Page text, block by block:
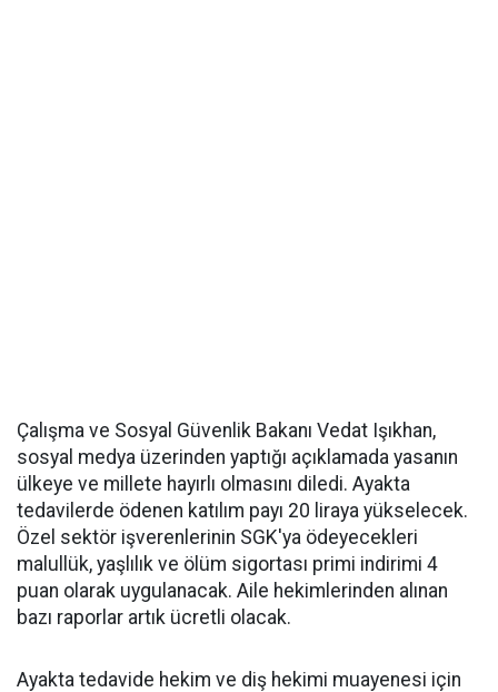
Çalışma ve Sosyal Güvenlik Bakanı Vedat Işıkhan,
sosyal medya üzerinden yaptığı açıklamada yasanın
ülkeye ve millete hayırlı olmasını diledi. Ayakta
tedavilerde ödenen katılım payı 20 liraya yükselecek.
Özel sektör işverenlerinin SGK'ya ödeyecekleri
malullük, yaşlılık ve ölüm sigortası primi indirimi 4
puan olarak uygulanacak. Aile hekimlerinden alınan
bazı raporlar artık ücretli olacak.
Ayakta tedavide hekim ve diş hekimi muayenesi için